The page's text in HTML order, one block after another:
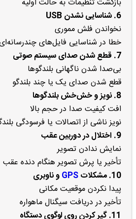
بازگشت تنظیمات به حالت اولیه
6. شناسایی نشدن USB
نخواندن فلش مموری
خطا در شناسایی فایل‌های
7. قطع شدن صدای سیستم صوتی
بی‌صدا شدن ناگهانی بلندگوها
قطع شدن صدای یک یا چند بلندگو
8. نویز و خش‌خش بلندگوها
افت کیفیت صدا در حجم بالا
نویز ناشی از اتصالات یا فرسودگی
9. اختلال در دوربین عقب
نمایش ندادن تصویر
تأخیر یا پرش تصویر هنگام دنده عقب
10. مشکلات
GPSو ناوبری
پیدا نکردن موقعیت مکانی
تأخیر در دریافت سیگنال ماهواره
11. گیر کردن روی لوگوی دستگاه